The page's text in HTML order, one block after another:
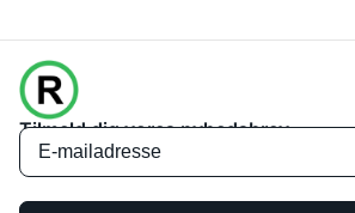
Tilmeld dig vores nyhedsbrev